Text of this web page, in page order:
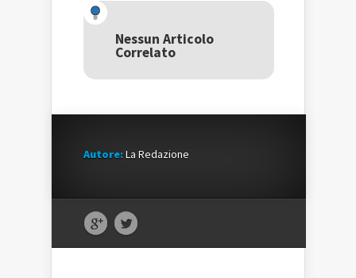
una
nuova
finestra)
nuova
finestra)
una
nuova
Nessun Articolo
Correlato
Autore:La Redazione